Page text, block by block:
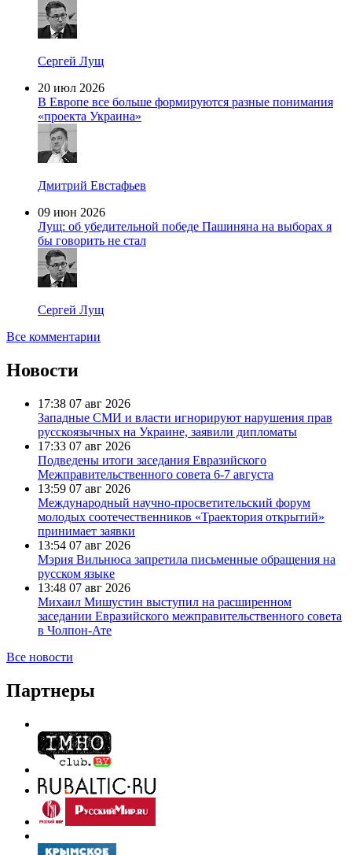
Сергей Лущ
20 июл 2026
В Европе все больше формируются разные понимания
«проекта Украина»
Дмитрий Евстафьев
09 июн 2026
Лущ: об убедительной победе Пашиняна на выборах я
бы говорить не стал
Сергей Лущ
Все комментарии
Новости
17:38 07 авг 2026
Западные СМИ и власти игнорируют нарушения прав
русскоязычных на Украине, заявили дипломаты
17:33 07 авг 2026
Подведены итоги заседания Евразийского
Межправительственного совета 6-7 августа
13:59 07 авг 2026
Международный научно-просветительский форум
молодых соотечественников «Траектория открытий»
принимает заявки
13:54 07 авг 2026
Мэрия Вильнюса запретила письменные обращения на
русском языке
13:48 07 авг 2026
Михаил Мишустин выступил на расширенном
заседании Евразийского межправительственного совета
в Чолпон-Ате
Все новости
Партнеры